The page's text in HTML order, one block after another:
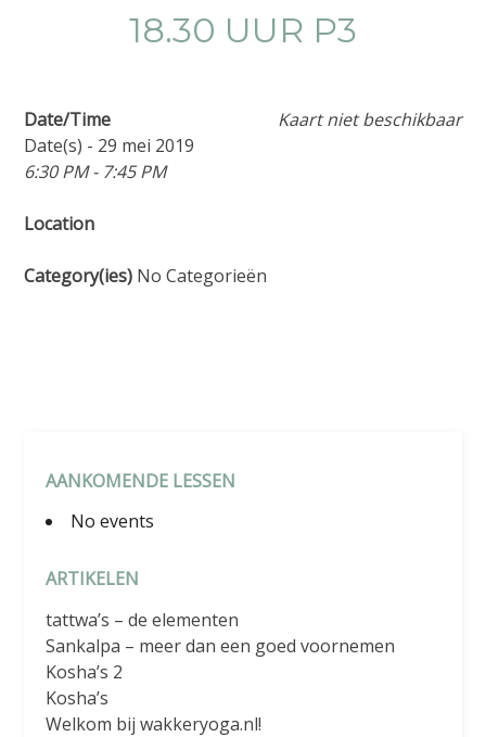
18.30 UUR P3
Kaart niet beschikbaar
Date/Time
Date(s) - 29 mei 2019
6:30 PM - 7:45 PM
Location
Category(ies) No Categorieën
AANKOMENDE LESSEN
No events
ARTIKELEN
tattwa’s – de elementen
Sankalpa – meer dan een goed voornemen
Kosha’s 2
Kosha’s
Welkom bij wakkeryoga.nl!